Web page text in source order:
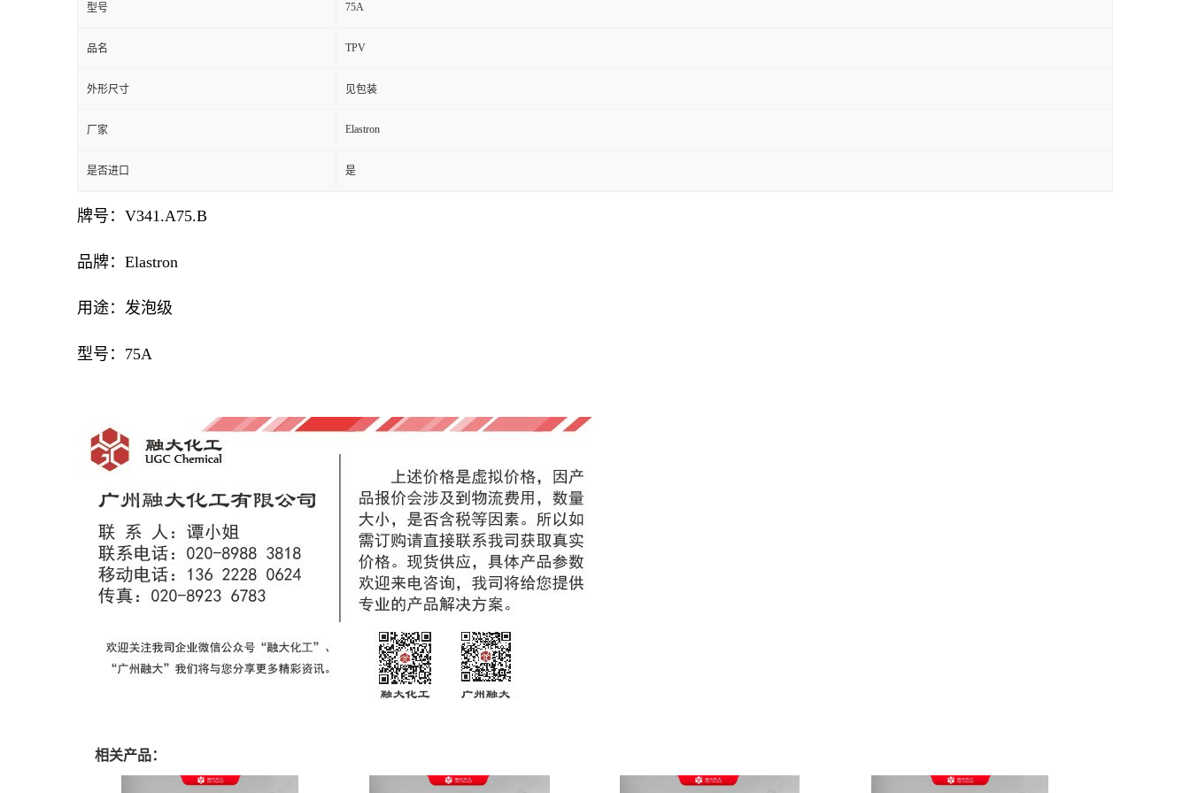
型号 75A
品名 TPV
外形尺寸 见包装
厂家 Elastron
是否进口 是
牌号：V341.A75.B
品牌：Elastron
用途：发泡级
型号：75A
相关产品：